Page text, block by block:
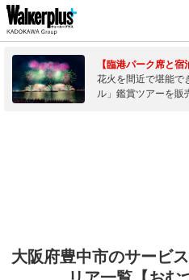
【臨港パーク席と宿
花火を間近で堪能で
ル」鑑賞ツアーを販
大阪府豊中市のサービ